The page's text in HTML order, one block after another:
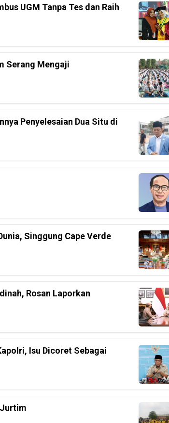
UGM Tanpa Tes dan Raih
Serang Mengaji
Penyelesaian Dua Situ di
Singgung Cape Verde
Rosan Laporkan
Isu Dicoret Sebagai
Jurtim